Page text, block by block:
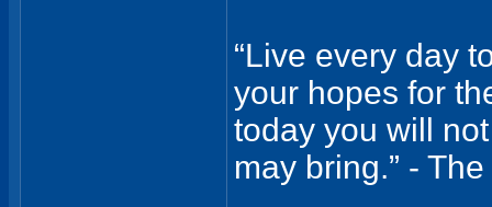
“Live every day
your hopes for
today you will
may bring.” -